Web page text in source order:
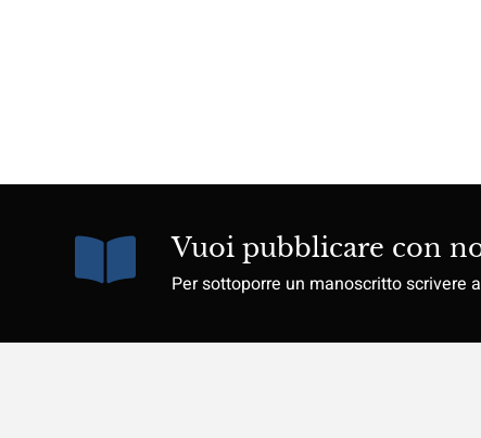
Vuoi pubblicare con
Per sottoporre un manoscritto scrivere